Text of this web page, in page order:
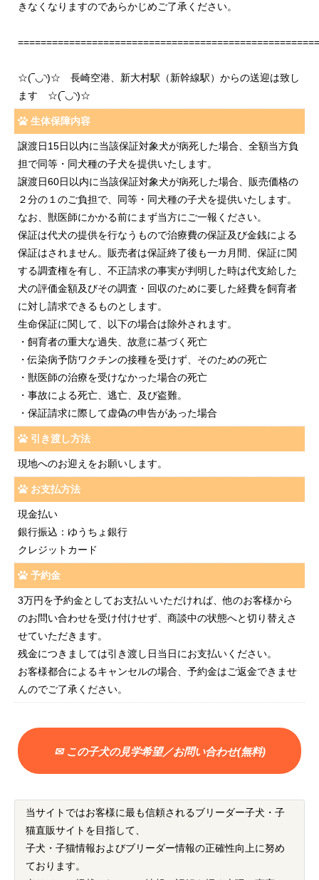
きなくなりますのであらかじめご了承ください。
☆(‾◡◝)☆ 長崎空港、新大村駅（新幹線駅）からの送迎は致し
ます ☆(‾◡◝)☆
生体保障内容
譲渡日15日以内に当該保証対象犬が病死した場合、全額当方負
担で同等・同犬種の子犬を提供いたします。
譲渡日60日以内に当該保証対象犬が病死した場合、販売価格の
２分の１のご負担で、同等・同犬種の子犬を提供いたします。
なお、獣医師にかかる前にまず当方にご一報ください。
保証は代犬の提供を行なうもので治療費の保証及び金銭による
保証はされません。販売者は保証終了後も一カ月間、保証に関
する調査権を有し、不正請求の事実が判明した時は代支給した
犬の評価金額及びその調査・回収のために要した経費を飼育者
に対し請求できるものとします。
生命保証に関して、以下の場合は除外されます。
・飼育者の重大な過失、故意に基づく死亡
・伝染病予防ワクチンの接種を受けず、そのための死亡
・獣医師の治療を受けなかった場合の死亡
・事故による死亡、逃亡、及び盗難。
・保証請求に際して虚偽の申告があった場合
引き渡し方法
現地へのお迎えをお願いします。
お支払方法
現金払い
銀行振込：ゆうちょ銀行
クレジットカード
予約金
3万円を予約金としてお支払いいただければ、他のお客様から
のお問い合わせを受け付けせず、商談中の状態へと切り替えさ
せていただきます。
残金につきましては引き渡し日当日にお支払いください。
お客様都合によるキャンセルの場合、予約金はご返金できませ
んのでご了承ください。
✉ この子犬の見学希望／お問い合わせ(無料)
当サイトではお客様に最も信頼されるブリーダー子犬・子
猫直販サイトを目指して、
子犬・子猫情報およびブリーダー情報の正確性向上に努め
ております。